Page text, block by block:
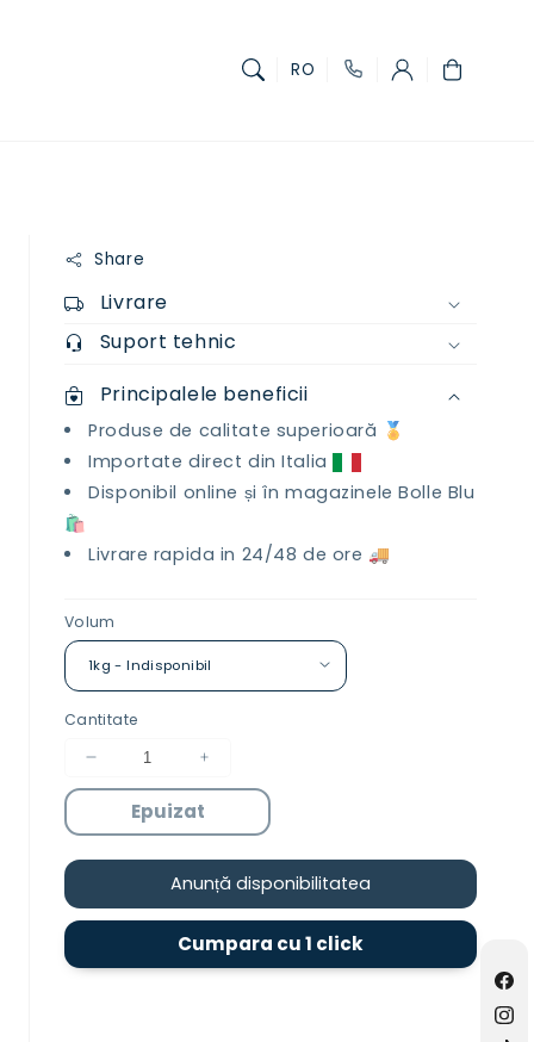
RO Coș
Share
Livrare
Suport tehnic
Principalele beneficii
Produse de calitate superioară 🏅
Importate direct din Italia
Disponibil online și în magazinele Bolle Blu
🛍️
Livrare rapida in 24/48 de ore 🚚
Volum
Cantitate
Reduceți
cantitatea
pentru
Detergent
profesional
rufe
Creșteți
cantitatea
pentru
Detergent
profesional
pentru
rufe
Ultra
Epuizat
Anunță disponibilitatea
Cumpara cu 1 click